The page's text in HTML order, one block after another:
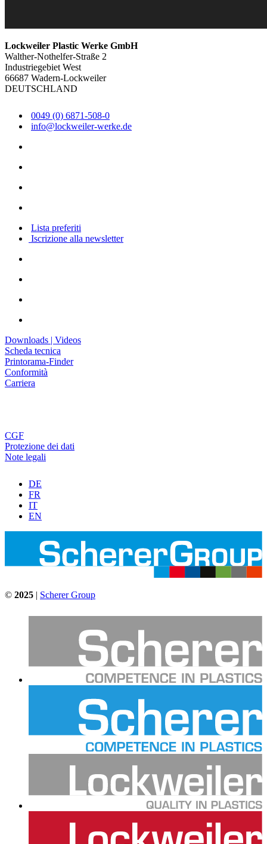
Lockweiler Plastic Werke GmbH
Walther-Nothelfer-Straße 2
Industriegebiet West
66687 Wadern-Lockweiler
DEUTSCHLAND
0049 (0) 6871-508-0
info@lockweiler-werke.de
Lista preferiti
Iscrizione alla newsletter
Downloads | Videos
Scheda tecnica
Printorama-Finder
Conformità
Carriera
CGF
Protezione dei dati
Note legali
DE
FR
IT
EN
© 2025 | Scherer Group